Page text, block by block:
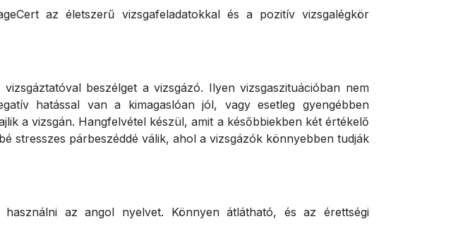
az életszerű vizsgafeladatokkal és a pozitív vizsgalégkör
beszélget a vizsgázó. Ilyen vizsgaszituációban nem
hatással van a kimagaslóan jól, vagy esetleg gyengébben
a vizsgán. Hangfelvétel készül, amit a későbbiekben két értékelő
stresszes párbeszéddé válik, ahol a vizsgázók könnyebben tudják
az angol nyelvet. Könnyen átlátható, és az érettségi